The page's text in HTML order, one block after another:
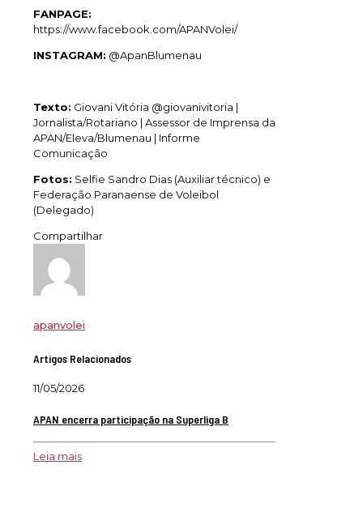
FANPAGE:
https://www.facebook.com/APANVolei/
INSTAGRAM: @ApanBlumenau
Texto: Giovani Vitória @giovanivitoria |
Jornalista/Rotariano | Assessor de Imprensa da
APAN/Eleva/Blumenau | Informe
Comunicação
Fotos: Selfie Sandro Dias (Auxiliar técnico) e
Federação Paranaense de Voleibol
(Delegado)
Compartilhar
apanvolei
Artigos Relacionados
11/05/2026
APAN encerra participação na Superliga B
Leia mais